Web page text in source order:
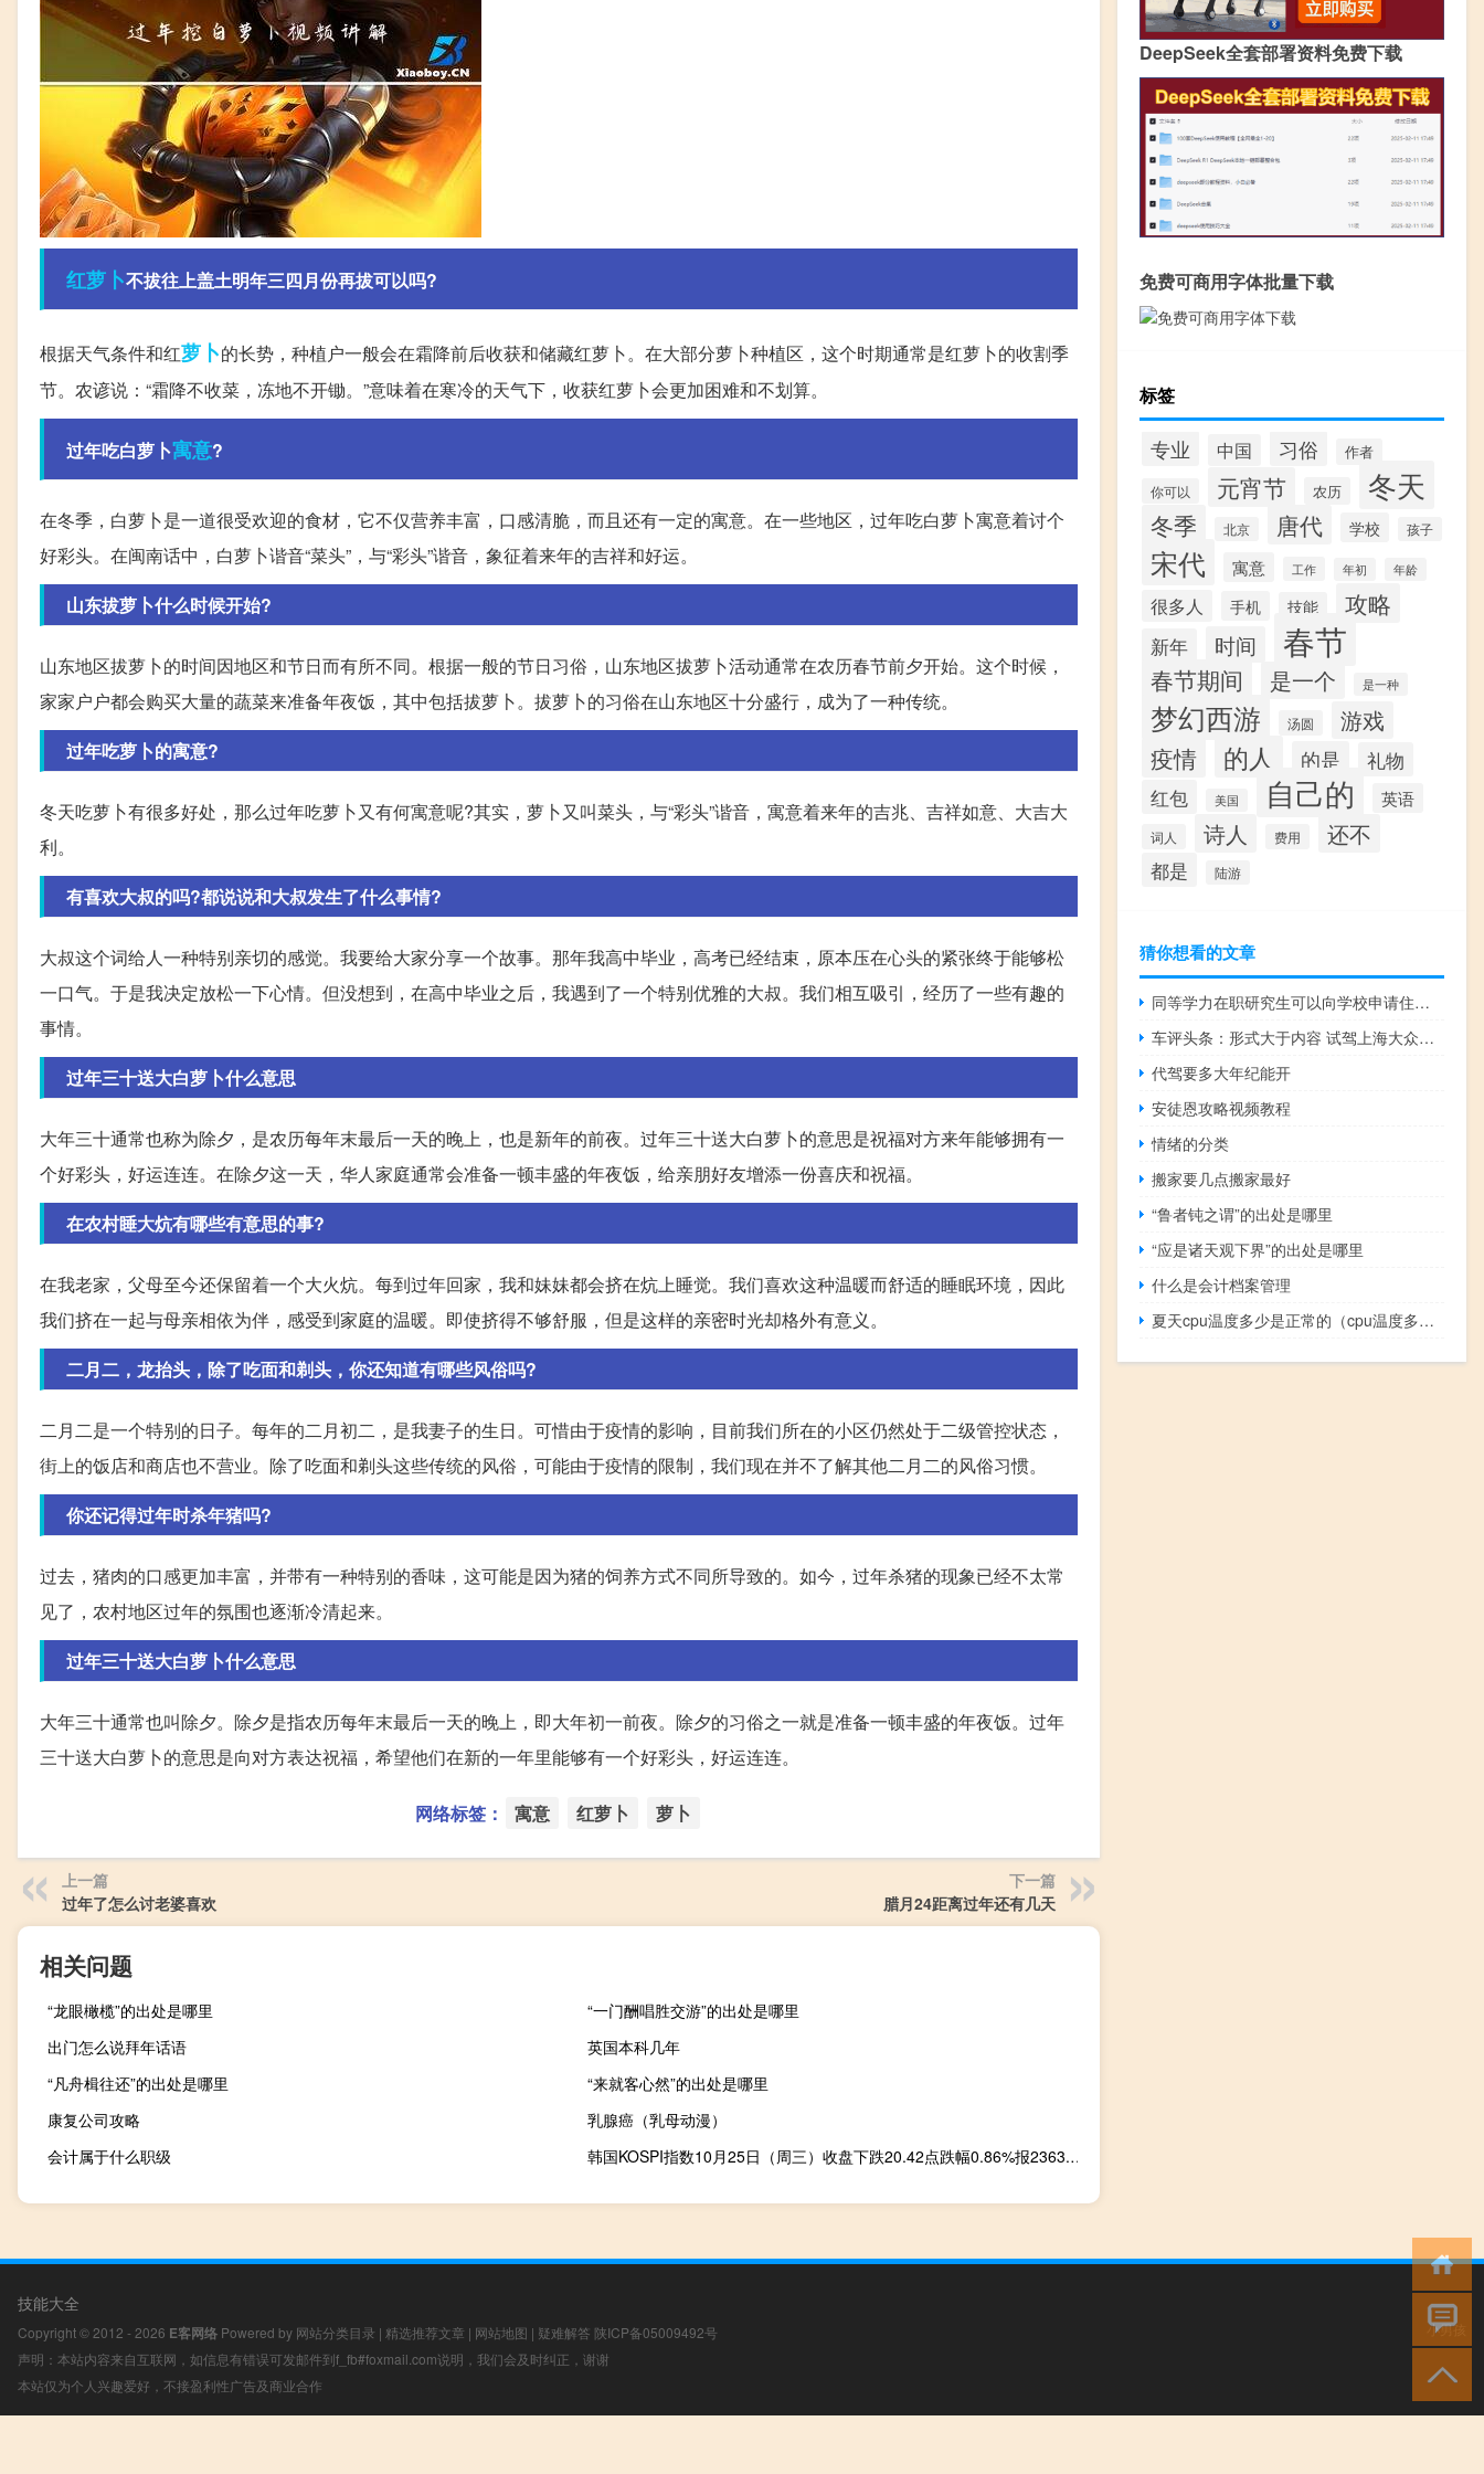
红萝卜不拔往上盖土明年三四月份再拔可以吗?
根据天气条件和红萝卜的长势，种植户一般会在霜降前后收获和储藏红萝卜。在大部分萝卜种植区，这个时期通常是红萝卜的收割季
节。农谚说：“霜降不收菜，冻地不开锄。”意味着在寒冷的天气下，收获红萝卜会更加困难和不划算。
过年吃白萝卜寓意?
在冬季，白萝卜是一道很受欢迎的食材，它不仅营养丰富，口感清脆，而且还有一定的寓意。在一些地区，过年吃白萝卜寓意着讨个
好彩头。在闽南话中，白萝卜谐音“菜头”，与“彩头”谐音，象征着来年的吉祥和好运。
山东拔萝卜什么时候开始?
山东地区拔萝卜的时间因地区和节日而有所不同。根据一般的节日习俗，山东地区拔萝卜活动通常在农历春节前夕开始。这个时候，
家家户户都会购买大量的蔬菜来准备年夜饭，其中包括拔萝卜。拔萝卜的习俗在山东地区十分盛行，成为了一种传统。
过年吃萝卜的寓意?
冬天吃萝卜有很多好处，那么过年吃萝卜又有何寓意呢?其实，萝卜又叫菜头，与“彩头”谐音，寓意着来年的吉兆、吉祥如意、大吉大
利。
有喜欢大叔的吗?都说说和大叔发生了什么事情?
大叔这个词给人一种特别亲切的感觉。我要给大家分享一个故事。那年我高中毕业，高考已经结束，原本压在心头的紧张终于能够松
一口气。于是我决定放松一下心情。但没想到，在高中毕业之后，我遇到了一个特别优雅的大叔。我们相互吸引，经历了一些有趣的
事情。
过年三十送大白萝卜什么意思
大年三十通常也称为除夕，是农历每年末最后一天的晚上，也是新年的前夜。过年三十送大白萝卜的意思是祝福对方来年能够拥有一
个好彩头，好运连连。在除夕这一天，华人家庭通常会准备一顿丰盛的年夜饭，给亲朋好友增添一份喜庆和祝福。
在农村睡大炕有哪些有意思的事?
在我老家，父母至今还保留着一个大火炕。每到过年回家，我和妹妹都会挤在炕上睡觉。我们喜欢这种温暖而舒适的睡眠环境，因此
我们挤在一起与母亲相依为伴，感受到家庭的温暖。即使挤得不够舒服，但是这样的亲密时光却格外有意义。
二月二，龙抬头，除了吃面和剃头，你还知道有哪些风俗吗?
二月二是一个特别的日子。每年的二月初二，是我妻子的生日。可惜由于疫情的影响，目前我们所在的小区仍然处于二级管控状态，
街上的饭店和商店也不营业。除了吃面和剃头这些传统的风俗，可能由于疫情的限制，我们现在并不了解其他二月二的风俗习惯。
你还记得过年时杀年猪吗?
过去，猪肉的口感更加丰富，并带有一种特别的香味，这可能是因为猪的饲养方式不同所导致的。如今，过年杀猪的现象已经不太常
见了，农村地区过年的氛围也逐渐冷清起来。
过年三十送大白萝卜什么意思
大年三十通常也叫除夕。除夕是指农历每年末最后一天的晚上，即大年初一前夜。除夕的习俗之一就是准备一顿丰盛的年夜饭。过年
三十送大白萝卜的意思是向对方表达祝福，希望他们在新的一年里能够有一个好彩头，好运连连。
网络标签： 寓意 红萝卜 萝卜
上一篇
过年了怎么讨老婆喜欢
下一篇
腊月24距离过年还有几天
相关问题
“龙眼橄榄”的出处是哪里
“一门酬唱胜交游”的出处是哪里
出门怎么说拜年话语
英国本科几年
“凡舟楫往还”的出处是哪里
“来就客心然”的出处是哪里
康复公司攻略
乳腺癌（乳母动漫）
会计属于什么职级
韩国KOSPI指数10月25日（周三）收盘下跌20.42点跌幅0.86%报2363.09点
DeepSeek全套部署资料免费下载
免费可商用字体批量下载
标签
专业 中国 习俗 作者
你可以 元宵节 农历 冬天
冬季 北京 唐代 学校 孩子
宋代 寓意 工作 年初 年龄
很多人 手机 技能 攻略
新年 时间 春节
春节期间 是一个 是一种
梦幻西游 汤圆 游戏
疫情 的人 的是
礼物
红包
美国 自己的 英语
词人 诗人 费用 还不
都是 陆游
猜你想看的文章
同等学力在职研究生可以向学校申请住宿吗
车评头条：形式大于内容 试驾上海大众全新Cross Polo
代驾要多大年纪能开
安徒恩攻略视频教程
情绪的分类
搬家要几点搬家最好
“鲁者钝之谓”的出处是哪里
“应是诸天观下界”的出处是哪里
什么是会计档案管理
夏天cpu温度多少是正常的（cpu温度多少是正常的）
技能大全
Copyright © 2012 - 2026 E客网络 Powered by 网站分类目录 | 精选推荐文章 | 网站地图 | 疑难解答 陕ICP备05009492号
声明：本站内容来自互联网，如信息有错误可发邮件到f_fb#foxmail.com说明，我们会及时纠正，谢谢
本站仅为个人兴趣爱好，不接盈利性广告及商业合作
小男孩